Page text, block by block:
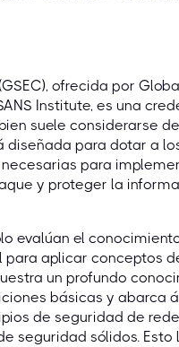
ofrecida por
Institute, es una
suele considerarse
diseñada para dotar a
para
y proteger la
evalúan el
aplicar conceptos
un profundo
básicas y abarca
de seguridad de
seguridad sólidos.